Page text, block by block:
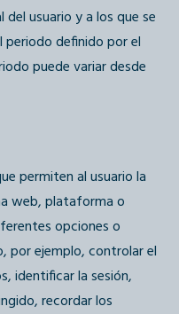
usuario y a los que se
definido por el
puede variar desde
permiten al usuario la
web, plataforma o
opciones o
por ejemplo, controlar el
identificar la sesión,
recordar los